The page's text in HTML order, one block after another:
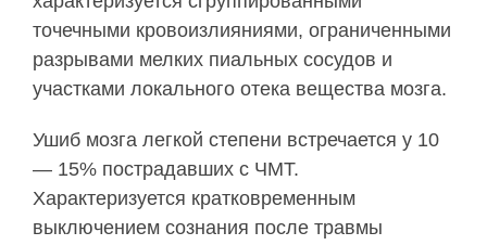
точечными крово­излияниями, ограниченными
разрывами мелких пиальных сосудов и
участками локального отека вещества мозга.
Ушиб мозга легкой степени встречается у 10
— 15% пострадавших с ЧМТ.
Характеризуется крат­ковременным
выключением сознания после трав­мы